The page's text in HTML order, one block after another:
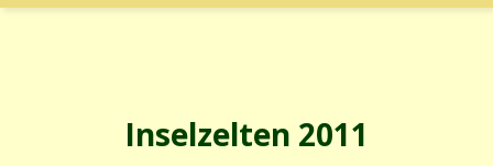
.
Inselzelten 2011